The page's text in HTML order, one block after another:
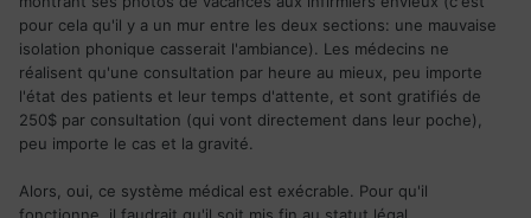
cela a été impossible car j'ai un chien aucun propriétaire
accepte de louer un logement à un particulier qui a un
chien! Même quand tu vois le désastre que vie les gens qui
habite à la côte Nord.
Ils peuvent pas se plaindre, c'est une province qui est
totalement à côté de la plaque, ils sont totalement
demeurés!
Si vous souhaitez venir au Canada allez dans une autre
pour cela qu'il y a un mur entre les deux sections: une mauvaise
isolation phonique casserait l'ambiance). Les médecins ne
réalisent qu'une consultation par heure au mieux, peu importe
l'état des patients et leur temps d'attente, et sont gratifiés de
250$ par consultation (qui vont directement dans leur poche),
peu importe le cas et la gravité.
Alors, oui, ce système médical est exécrable. Pour qu'il
fonctionne, il faudrait qu'il soit mis fin au statut légal